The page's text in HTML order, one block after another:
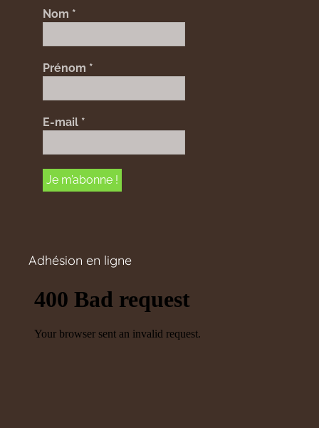
Nom *
Prénom *
E-mail *
Adhésion en ligne